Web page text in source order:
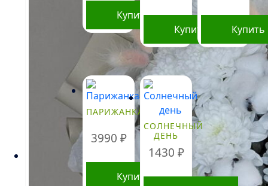
Купить
Купить Купить
ПАРИЖАНКА
3990 ₽
Купить
СОЛНЕЧНЫЙ
ДЕНЬ
1430 ₽
Стоимость
букетов и
композиций,
указанная на
сайте,
ориентировочна
и может
меняться.
Окончательная
цена зависит от